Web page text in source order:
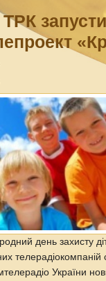
день захисту
телерадіокомпаній
України